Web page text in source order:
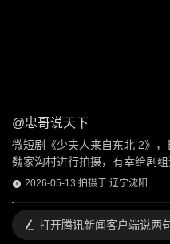
@忠哥说天下
微短剧《少夫人来自东北 2》
魏家沟村进行拍摄，有幸给剧组
2026-05-13 拍摄于 辽宁沈阳
打开腾讯新闻客户端说两